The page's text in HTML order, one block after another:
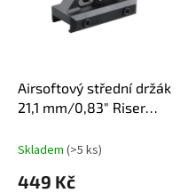
Airsoftový střední držák
21,1 mm/0,83" Riser
Skladem (>5 ks)
449 Kč